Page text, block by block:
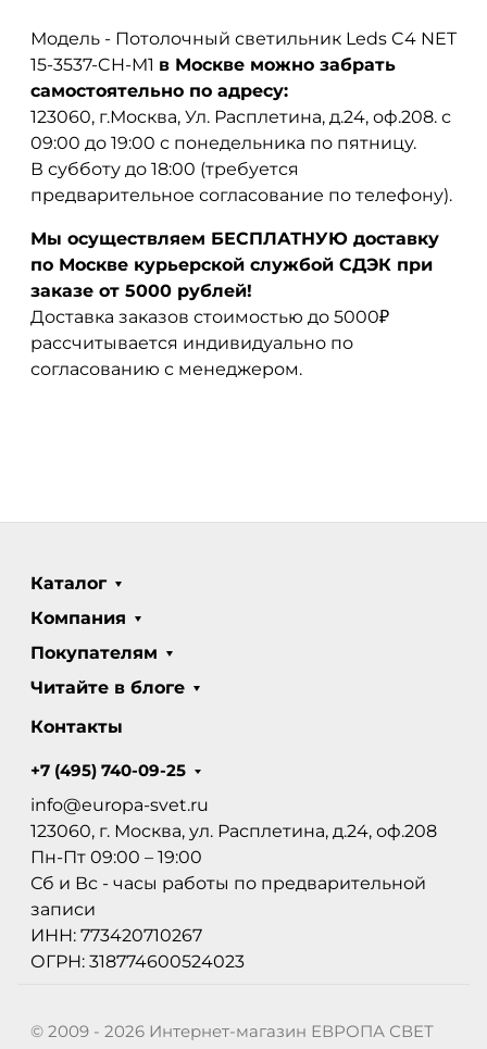
Модель - Потолочный светильник Leds C4 NET
15-3537-CH-M1 в Москве можно забрать
самостоятельно по адресу:
123060, г.Москва, Ул. Расплетина, д.24, оф.208. с
09:00 до 19:00 с понедельника по пятницу.
В субботу до 18:00 (требуется
предварительное согласование по телефону).
Мы осуществляем БЕСПЛАТНУЮ доставку
по Москве курьерской службой СДЭК при
заказе от 5000 рублей!
Доставка заказов стоимостью до 5000₽
рассчитывается индивидуально по
согласованию с менеджером.
Каталог
Компания
Покупателям
Читайте в блоге
Контакты
+7 (495) 740-09-25
info@europa-svet.ru
123060, г. Москва, ул. Расплетина, д.24, оф.208
Пн-Пт 09:00 – 19:00
Сб и Вс - часы работы по предварительной
записи
ИНН: 773420710267
ОГРН: 318774600524023
© 2009 - 2026 Интернет-магазин ЕВРОПА СВЕТ